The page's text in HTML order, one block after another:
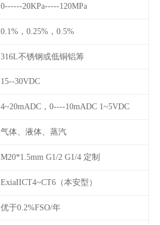
0------20KPa-----120MPa
0.1%，0.25%，0.5%
316L不锈钢或低铜铝筹
15--30VDC
4~20mADC，0----10mADC 1~5VDC
气体、液体、蒸汽
M20*1.5mm G1/2 G1/4 定制
ExiaIICT4~CT6（本安型）
优于0.2%FSO/年